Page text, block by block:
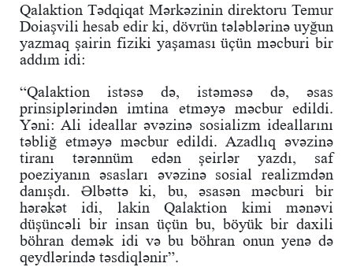
Qalaktion Tədqiqat Mərkəzinin direktoru Temur
Doiaşvili hesab edir ki, dövrün tələblərinə uyğun
yazmaq şairin fiziki yaşaması üçün məcburi bir
addım idi:
“Qalaktion istəsə də, istəməsə də, əsas
prinsiplərindən imtina etməyə məcbur edildi.
Yəni: Ali ideallar əvəzinə sosializm ideallarını
təbliğ etməyə məcbur edildi. Azadlıq əvəzinə
tiranı tərənnüm edən şeirlər yazdı, saf
poeziyanın əsasları əvəzinə sosial realizmdən
danışdı. Əlbəttə ki, bu, əsasən məcburi bir
hərəkət idi, lakin Qalaktion kimi mənəvi
düşüncəli bir insan üçün bu, böyük bir daxili
böhran demək idi və bu böhran onun yenə də
qeydlərində təsdiqlənir”.